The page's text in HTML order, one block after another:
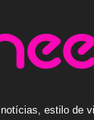
estilo de